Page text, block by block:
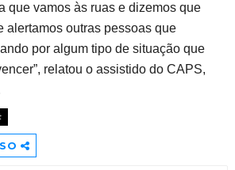
que vamos às ruas e dizemos que
alertamos outras pessoas que
por algum tipo de situação que
relatou o assistido do CAPS,